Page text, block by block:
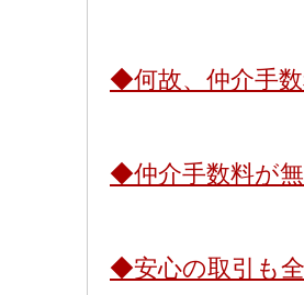
◆何故、仲介手
◆仲介手数料が
◆安心の取引も